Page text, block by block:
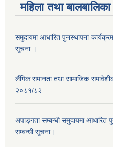
महिला तथा
समुदायमा आधारित पुनस्थापना
सूचना ।
लैंगिक समानता तथा सामाजिक
२०८१/८२
अपाङ्गता सम्बन्धी समुदायमा आधारित
सम्बन्धी सूचना।